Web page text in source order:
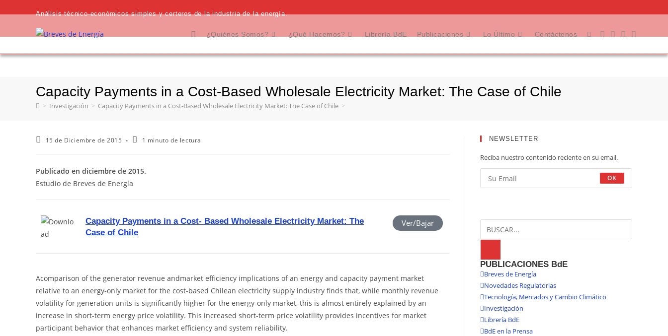
Análisis técnico-económicos simples y certeros de la industria de la energía.
¿Quiénes Somos? ¿Qué Hacemos? Librería BdE Publicaciones Lo Último Contáctenos
Capacity Payments in a Cost-Based Wholesale Electricity Market: The Case of Chile
> Investigación > Capacity Payments in a Cost-Based Wholesale Electricity Market: The Case of Chile >
15 de Diciembre de 2015 1 minuto de lectura
Publicado en diciembre de 2015.
Estudio de Breves de Energía
Capacity Payments in a Cost- Based Wholesale Electricity Market: The
Case of Chile
Ver/Bajar
Acomparison of the generator revenue andmarket efficiency implications of an energy and capacity payment market
relative to an energy-only market for the cost-based Chilean electricity supply industry finds that, while monthly revenue
volatility for generation units is significantly higher for the energy-only market, this is almost entirely explained by an
increase in short-term energy price volatility. This increased short-term price volatility provides incentives for market
participant behavior that enhances market efficiency and system reliability.
NEWSLETTER
Reciba nuestro contenido reciente en su email.
OK
PUBLICACIONES BdE
Breves de Energía
Novedades Regulatorias
Tecnología, Mercados y Cambio Climático
Investigación
Librería BdE
BdE en la Prensa